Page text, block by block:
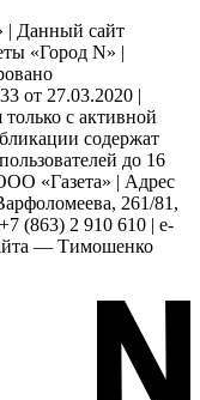
| Данный сайт
«Город N» |
от 27.03.2020 |
с активной
содержат
до 16
«Газета» | Адрес
261/81,
(863) 2 910 610 | e-
— Тимошенко